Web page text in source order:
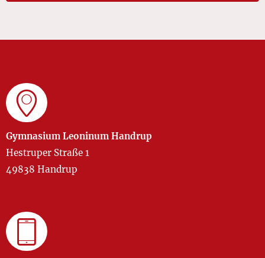
Gymnasium Leoninum Handrup
Hestruper Straße 1
49838 Handrup